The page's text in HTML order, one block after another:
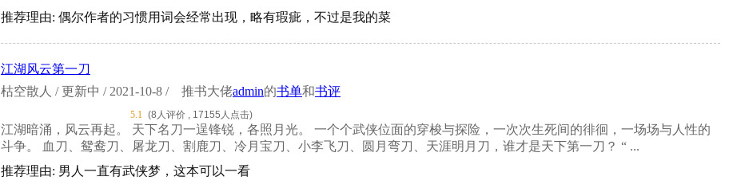
推荐理由: 偶尔作者的习惯用词会经常出现，略有瑕疵，不过是我的菜
江湖风云第一刀
枯空散人 / 更新中 / 2021-10-8 /
推书大佬admin的书单和书评
5.1 (8人评价 , 17155人点击)
江湖暗涌，风云再起。 天下名刀一逞锋锐，各照月光。 一个个武侠位面的穿梭与探险，一次次生死间的徘徊，一场场与人性的
斗争。 血刀、鸳鸯刀、屠龙刀、割鹿刀、冷月宝刀、小李飞刀、圆月弯刀、天涯明月刀，谁才是天下第一刀？ “ ...
推荐理由: 男人一直有武侠梦，这本可以一看